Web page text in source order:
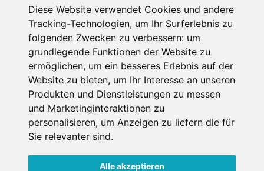
Diese Website verwendet Cookies und andere
Tracking-Technologien, um Ihr Surferlebnis zu
folgenden Zwecken zu verbessern: um
grundlegende Funktionen der Website zu
ermöglichen, um ein besseres Erlebnis auf der
Website zu bieten, um Ihr Interesse an unseren
Produkten und Dienstleistungen zu messen
und Marketinginteraktionen zu
personalisieren, um Anzeigen zu liefern die für
Sie relevanter sind.
Alle akzeptieren
SCHNEEHÖHEN SKI APP
Die Schneehoehen Ski APP für iOS und Android - Ein
Muss für alle Wintersportler und Schneefreaks!